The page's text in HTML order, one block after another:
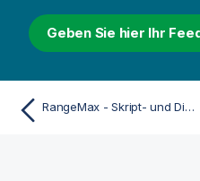
Geben Sie hier Ihr
RangeMax - Skript- und Diagrammfunktion